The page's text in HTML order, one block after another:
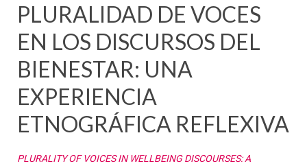
PLURALIDAD DE VOCES
EN LOS DISCURSOS DEL
BIENESTAR: UNA
EXPERIENCIA
ETNOGRÁFICA REFLEXIVA
PLURALITY OF VOICES IN WELLBEING DISCOURSES: A